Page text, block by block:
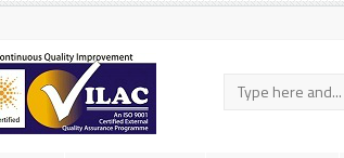
Search